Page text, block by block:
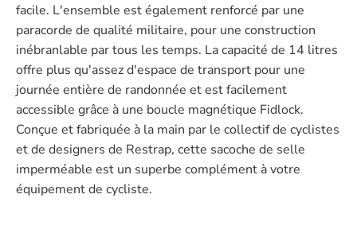
facile. L'ensemble est également renforcé par une
paracorde de qualité militaire, pour une construction
inébranlable par tous les temps. La capacité de 14 litres
offre plus qu'assez d'espace de transport pour une
journée entière de randonnée et est facilement
accessible grâce à une boucle magnétique Fidlock.
Conçue et fabriquée à la main par le collectif de cyclistes
et de designers de Restrap, cette sacoche de selle
imperméable est un superbe complément à votre
équipement de cycliste.